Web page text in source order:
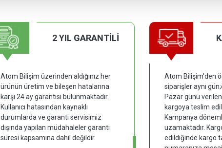
2 YIL GARANTİLİ
Atom Bilişim üzerinden aldığınız her
ürünün üretim ve bileşen hatalarına
karşı 24 ay garantisi bulunmaktadır.
Kullanıcı hatasından kaynaklı
durumlarda ve garanti servisimiz
dışında yapılan müdahaleler garanti
süresi kapsamına dahil değildir.
Atom Bilişim'den
siparişler aynı
Pazar günü
kargoya teslim
Kampanya
uzamaktadır.
edildiğinde kargo